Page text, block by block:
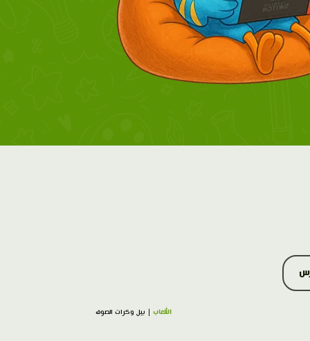
الألعاب | بيل وكرات الصوف